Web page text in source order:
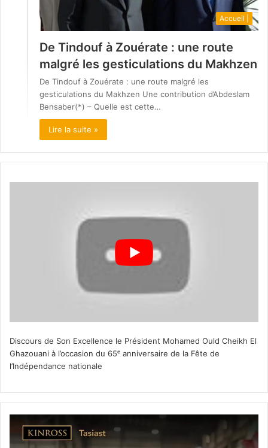
Accueil |
De Tindouf à Zouérate : une route
malgré les gesticulations du Makhzen
De Tindouf à Zouérate : une route malgré les
gesticulations du Makhzen Une contribution d’Abdeslam
Bensaber(*) – Quelle est cette…
Lire la suite »
Discours de Son Excellence le Président Mohamed Ould Cheikh El
Ghazouani à l’occasion du 65ᵉ anniversaire de la Fête de
l’Indépendance nationale